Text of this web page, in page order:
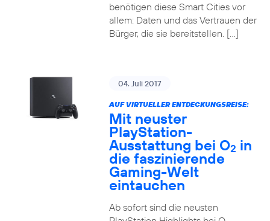
benötigen diese Smart Cities vor
allem: Daten und das Vertrauen der
Bürger, die sie bereitstellen. […]
04. Juli 2017
AUF VIRTUELLER ENTDECKUNGSREISE:
Mit neuster
PlayStation-
Ausstattung bei O2 in
die faszinierende
Gaming-Welt
eintauchen
Ab sofort sind die neusten